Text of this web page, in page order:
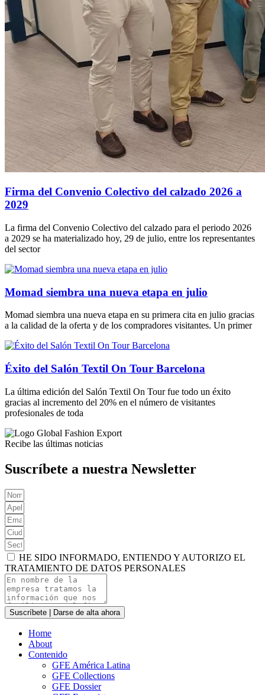
Firma del Convenio Colectivo del calzado 2026 a
2029
La firma del Convenio Colectivo del calzado para el periodo 2026
a 2029 se ha materializado hoy, 29 de julio, entre los representantes
del sector
Momad siembra una nueva etapa en julio
Momad siembra una nueva etapa en su primera cita en julio gracias
a la calidad de la oferta y de los compradores visitantes. Un primer
Éxito del Salón Textil On Tour Barcelona
La última edición del Salón Textil On Tour fue todo un éxito
gracias al incremento del 20% en el número de visitantes
profesionales de toda
Recibe las últimas noticias
Suscríbete a nuestra Newsletter
HE SIDO INFORMADO, ENTIENDO Y AUTORIZO EL
TRATAMIENTO DE DATOS PERSONALES
Suscríbete | Darse de alta ahora
Home
About
Contenido
GFE América Latina
GFE Collections
GFE Dossier